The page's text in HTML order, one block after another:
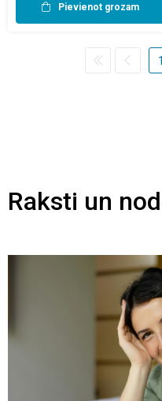
Pievienot grozam
1
Raksti un